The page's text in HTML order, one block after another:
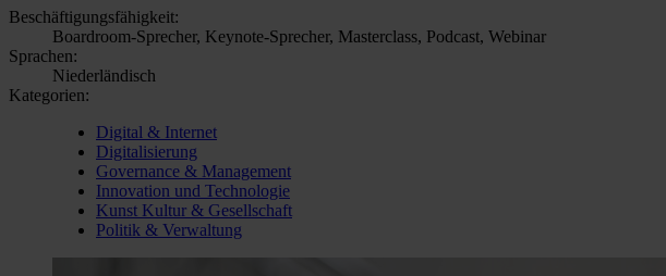
Beschäftigungsfähigkeit:
Boardroom-Sprecher, Keynote-Sprecher, Masterclass, Podcast, Webinar
Sprachen:
Niederländisch
Kategorien:
Digital & Internet
Digitalisierung
Governance & Management
Innovation und Technologie
Kunst Kultur & Gesellschaft
Politik & Verwaltung